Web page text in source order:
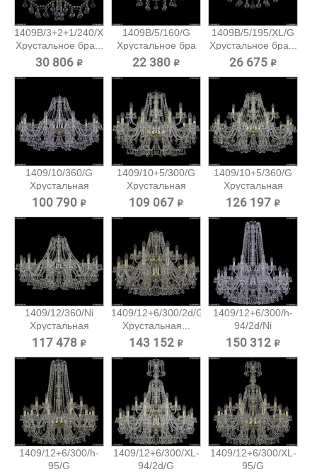
1409B/3+2+1/240/XL/G
Хрустальное бра...
30 806 ₽
1409B/5/160/G
Хрустальное бра
Bohemia...
22 380 ₽
1409B/5/195/XL/G
Хрустальное бра...
26 675 ₽
1409/10/360/G
Хрустальная
подвесная...
100 790 ₽
1409/10+5/300/G
Хрустальная
подвесная...
109 067 ₽
1409/10+5/360/G
Хрустальная
подвесная...
126 197 ₽
1409/12/360/Ni
Хрустальная
подвесная...
117 478 ₽
1409/12+6/300/2d/G
Хрустальная...
143 152 ₽
1409/12+6/300/h-
94/2d/Ni
Хрустальная...
150 312 ₽
1409/12+6/300/h-
95/G
1409/12+6/300/XL-
94/2d/G
1409/12+6/300/XL-
95/G